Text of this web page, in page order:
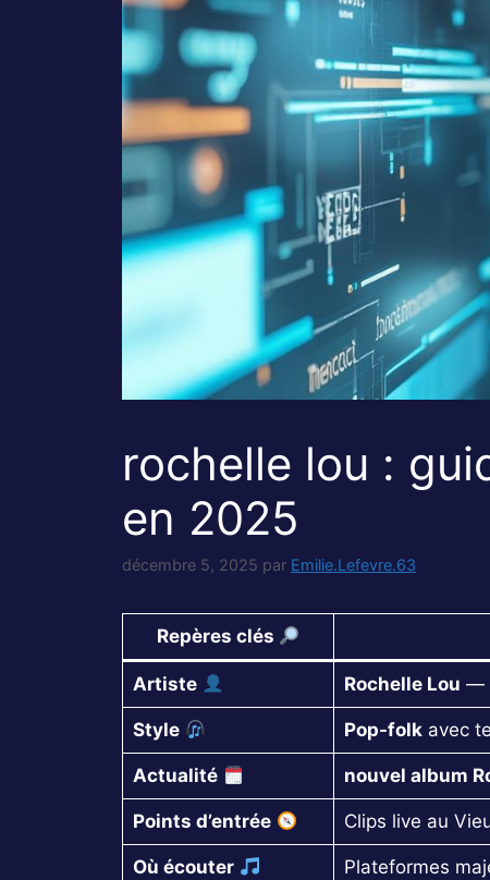
rochelle lou :
en 2025
décembre 5, 2025 par Emilie.Lefevre.63
Repères clés
Artiste Rochelle Lou —
Style Pop-folkavec
Actualité nouvel album
Points d’entrée Clips live au
Où écouter Plateformes